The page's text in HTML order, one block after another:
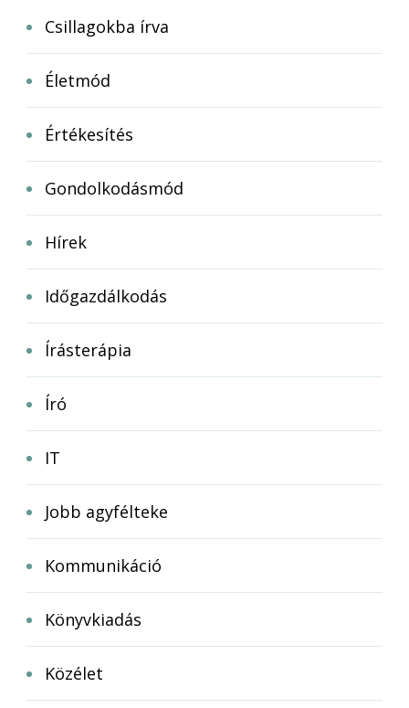
Csillagokba írva
Életmód
Értékesítés
Gondolkodásmód
Hírek
Időgazdálkodás
Írásterápia
Író
IT
Jobb agyfélteke
Kommunikáció
Könyvkiadás
Közélet